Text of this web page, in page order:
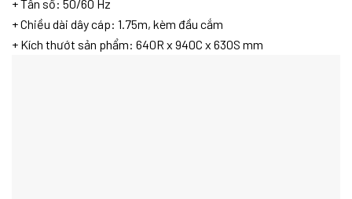
+ Tần số: 50/60 Hz
+ Chiều dài dây cáp: 1.75m, kèm đầu cắm
+ Kích thướt sản phẩm: 640R x 940C x 630S mm